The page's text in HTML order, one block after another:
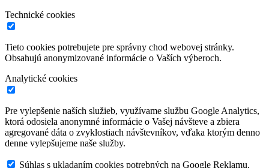
Technické cookies
Tieto cookies potrebujete pre správny chod webovej stránky.
Obsahujú anonymizované informácie o Vaších výberoch.
Analytické cookies
Pre vylepšenie naších služieb, využívame službu Google Analytics,
ktorá odosiela anonymné informácie o Vašej návšteve a zbiera
agregované dáta o zvyklostiach návštevníkov, vďaka ktorým denno
denne vylepšujeme naše služby.
Súhlas s ukladaním cookies potrebných na Google Reklamu.